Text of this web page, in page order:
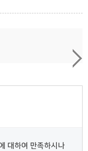
대하여 만족하시나